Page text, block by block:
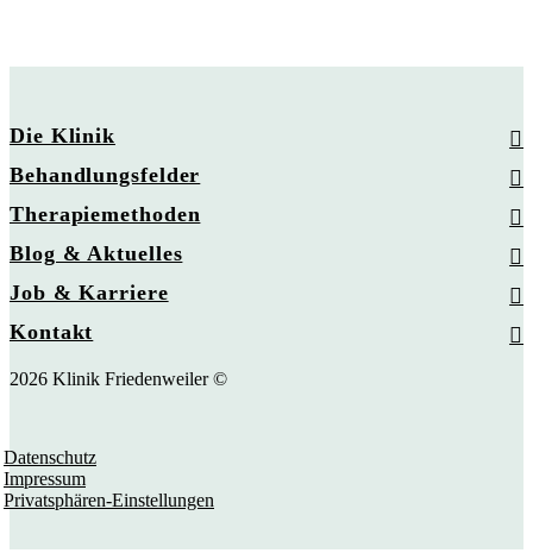
Die Klinik
Behandlungsfelder
Therapiemethoden
Blog & Aktuelles
Job & Karriere
Kontakt
2026 Klinik Friedenweiler ©
Datenschutz
Impressum
Privatsphären-Einstellungen